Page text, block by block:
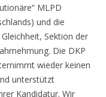
MLPD
und die
Sektion der
Die DKP
wieder keinen
unterstützt
Kandidatur. Wir